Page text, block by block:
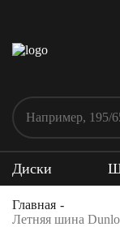
Диски
Главная
Летняя шина